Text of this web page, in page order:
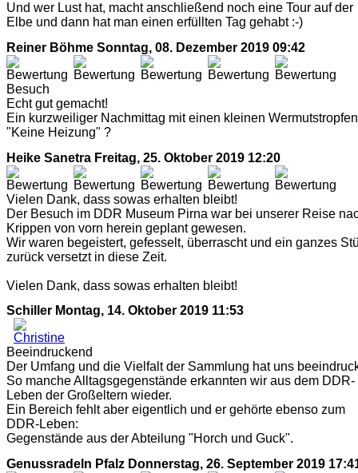
Und wer Lust hat, macht anschließend noch eine Tour auf der
Elbe und dann hat man einen erfüllten Tag gehabt :-)
Reiner Böhme Sonntag, 08. Dezember 2019 09:42
Besuch
Echt gut gemacht!
Ein kurzweiliger Nachmittag mit einen kleinen Wermutstropfen
"Keine Heizung" ?
Heike Sanetra Freitag, 25. Oktober 2019 12:20
Vielen Dank, dass sowas erhalten bleibt!
Der Besuch im DDR Museum Pirna war bei unserer Reise
Krippen von vorn herein geplant gewesen.
Wir waren begeistert, gefesselt, überrascht und ein ganzes
zurück versetzt in diese Zeit.
Vielen Dank, dass sowas erhalten bleibt!
Schiller Montag, 14. Oktober 2019 11:53
Beeindruckend
Der Umfang und die Vielfalt der Sammlung hat uns
So manche Alltagsgegenstände erkannten wir aus dem DDR-
Leben der Großeltern wieder.
Ein Bereich fehlt aber eigentlich und er gehörte ebenso zum
DDR-Leben:
Gegenstände aus der Abteilung "Horch und Guck".
Genussradeln Pfalz Donnerstag, 26. September 2019